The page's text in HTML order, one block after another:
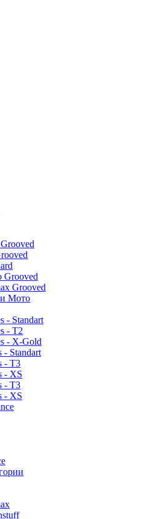
Grooved
Grooved
Мото
- Standart
- T2
- X-Gold
- Standart
- T3
- XS
- T3
- XS